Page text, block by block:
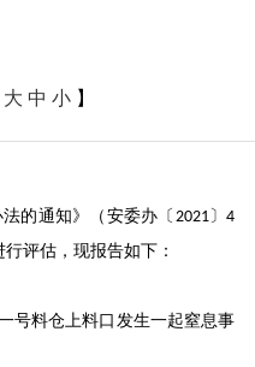
大 中 小】
的通知》（安委办〔 2021〕4
评估，现报告如下：
号料仓上料口发生一起窒息事